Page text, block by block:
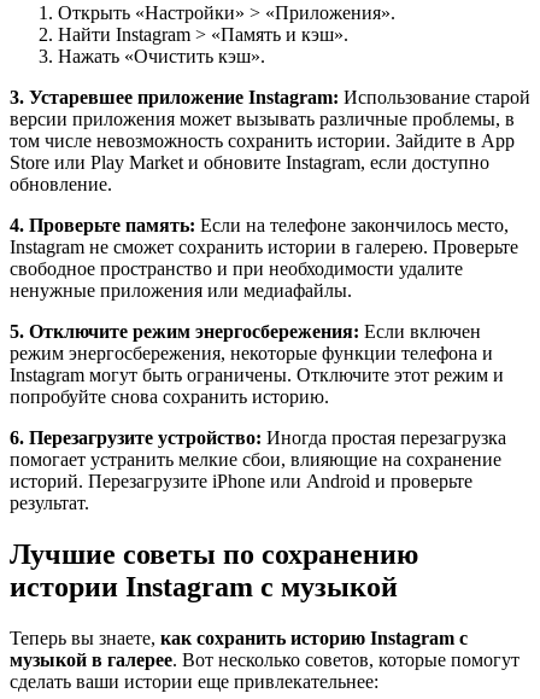
Открыть «Настройки» > «Приложения».
Найти Instagram > «Память и кэш».
Нажать «Очистить кэш».
3. Устаревшее приложение Instagram: Использование старой
версии приложения может вызывать различные проблемы, в
том числе невозможность сохранить истории. Зайдите в App
Store или Play Market и обновите Instagram, если доступно
обновление.
4. Проверьте память: Если на телефоне закончилось место,
Instagram не сможет сохранить истории в галерею. Проверьте
свободное пространство и при необходимости удалите
ненужные приложения или медиафайлы.
5. Отключите режим энергосбережения: Если включен
режим энергосбережения, некоторые функции телефона и
Instagram могут быть ограничены. Отключите этот режим и
попробуйте снова сохранить историю.
6. Перезагрузите устройство: Иногда простая перезагрузка
помогает устранить мелкие сбои, влияющие на сохранение
историй. Перезагрузите iPhone или Android и проверьте
результат.
Лучшие советы по сохранению
истории Instagram с музыкой
Теперь вы знаете, как сохранить историю Instagram с
музыкой в галерее. Вот несколько советов, которые помогут
сделать ваши истории еще привлекательнее: